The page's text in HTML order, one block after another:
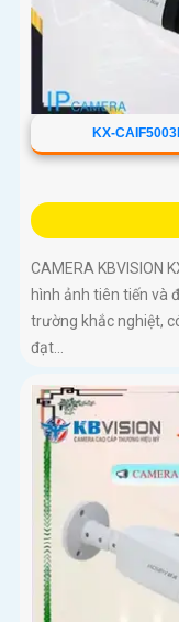
KX-
CAMERA KBVISION
hình ảnh tiên tiến và
trường khắc nghiệt,
đạt...